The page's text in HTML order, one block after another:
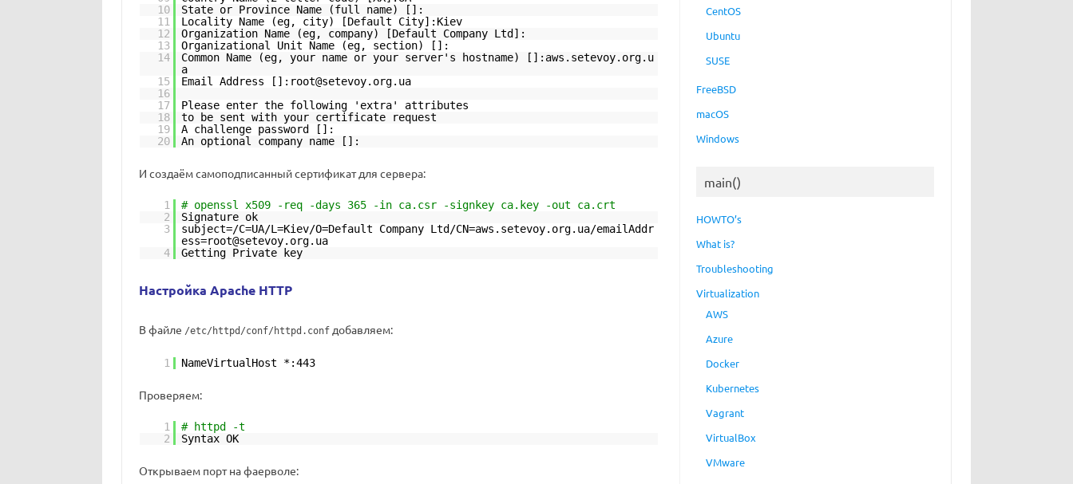
10
State or Province Name (full name) []:
11
Locality Name (eg, city) [Default City]:Kiev
12
Organization Name (eg, company) [Default Company Ltd]:
13
Organizational Unit Name (eg, section) []:
14
Common Name (eg, your name or your server's hostname) []:aws.setevoy.org.u
a
15
Email Address []:root@setevoy.org.ua
16
17
Please enter the following 'extra' attributes
18
to be sent with your certificate request
19
A challenge password []:
20
An optional company name []:
И создаём самоподписанный сертификат для сервера:
1
# openssl x509 -req -days 365 -in ca.csr -signkey ca.key -out ca.crt
2
Signature ok
3
subject=/C=UA/L=Kiev/O=Default Company Ltd/CN=aws.setevoy.org.ua/emailAddr
ess=root@setevoy.org.ua
4
Getting Private key
Настройка Apache HTTP
В файле /etc/httpd/conf/httpd.confдобавляем:
1 NameVirtualHost *:443
Проверяем:
1
# httpd -t
2
Syntax OK
Открываем порт на фаерволе:
CentOS
Ubuntu
SUSE
FreeBSD
macOS
Windows
main()
HOWTO’s
What is?
Troubleshooting
Virtualization
AWS
Azure
Docker
Kubernetes
Vagrant
VirtualBox
VMware